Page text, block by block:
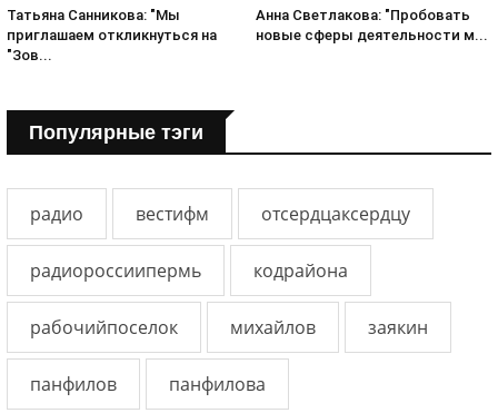
Татьяна Санникова: "Мы
приглашаем откликнуться на
"Зов...
Анна Светлакова: "Пробовать
новые сферы деятельности м...
Популярные тэги
радио вестифм отсердцаксердцу
радиороссиипермь кодрайона
рабочийпоселок михайлов заякин
панфилов панфилова